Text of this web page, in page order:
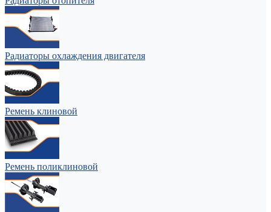
Радиаторы охлаждения двигателя
Ремень клиновой
Ремень поликлиновой